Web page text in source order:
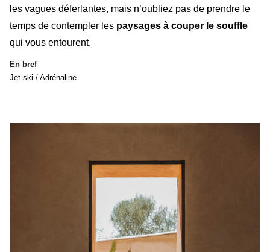
les vagues déferlantes, mais n’oubliez pas de prendre le
temps de contempler les paysages à couper le souffle
qui vous entourent.
En bref
Jet-ski / Adrénaline